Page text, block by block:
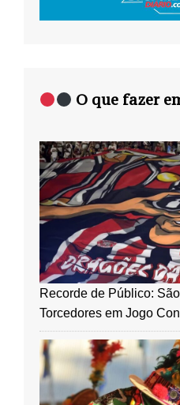
O que fazer
Recorde de Público:
Torcedores em Jogo